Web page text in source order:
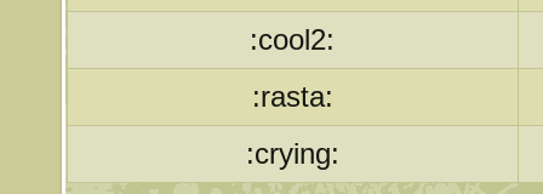
:cool2:
:rasta:
:crying: